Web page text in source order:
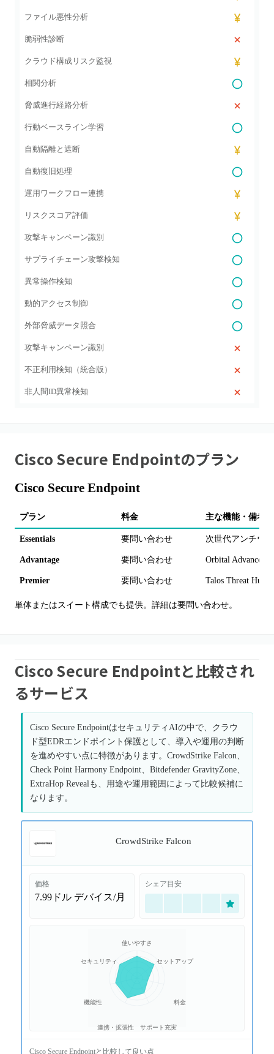
ファイル悪性分析
脆弱性診断
クラウド構成リスク監視
相関分析
脅威進行経路分析
行動ベースライン学習
自動隔離と遮断
自動復旧処理
運用ワークフロー連携
リスクスコア評価
攻撃キャンペーン識別
サプライチェーン攻撃検知
異常操作検知
動的アクセス制御
外部脅威データ照合
攻撃キャンペーン識別
不正利用検知（統合版）
非人間ID異常検知
Cisco Secure Endpointのプラン
Cisco Secure Endpoint
プラン 料金 主な機能・備考
Essentials 要問い合わせ 次世代アンチウ
Advantage 要問い合わせ Orbital Advanced
Premier 要問い合わせ Talos Threat
単体またはスイート構成でも提供。詳細は要問い合わせ。
Cisco Secure Endpointと比較され
るサービス
Cisco Secure EndpointはセキュリティAIの中で、クラウ
ド型EDRエンドポイント保護として、導入や運用の判断
を進めやすい点に特徴があります。CrowdStrike Falcon、
Check Point Harmony Endpoint、Bitdefender GravityZone、
ExtraHop Revealも、用途や運用範囲によって比較候補に
なります。
CrowdStrike Falcon
価格
7.99ドル デバイス/月
シェア目安
使いやすさ
セットアップ
料金
サポート充実
連携・拡張性
機能性
セキュリティ
Cisco Secure Endpointと比較して良い点